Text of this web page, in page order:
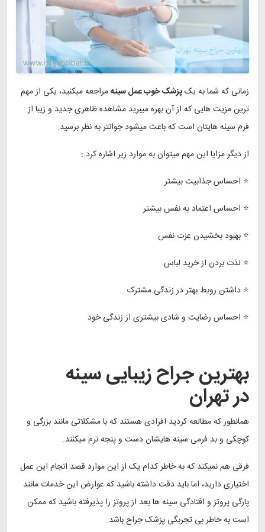
زمانی که شما به یکپزشک خوب عمل سینهمراجعه میکنید، یکی از مهم
ترین مزیت هایی که از آن بهره میبرید مشاهده ظاهری جدید و زیبا از
فرم سینه هایتان است که باعث میشود جوانتر به نظر برسید.
از دیگر مزایا این مهم میتوان به موارد زیر اشاره کرد :
⭐ احساس جذابیت بیشتر
⭐ احساس اعتماد به نفس بیشتر
⭐ بهبود بخشیدن عزت نفس
⭐ لذت بردن از خرید لباس
⭐ داشتن روبط بهتر در زندگی مشترک
⭐ احساس رضایت و شادی بیشتری از زندگی خود
بهترین جراح زیبایی سینه
در تهران
همانطور که مطالعه کردید افرادی هستند که با مشکلاتی مانند بزرگی و
کوچکی و بد فرمی سینه هایشان دست و پنجه نرم میکنند.
فرقی هم نمیکند که به خاطر کدام یک از این موارد قصد انجام این عمل
اختیاری دارید، اما باید دقت داشته باشید که عوارض این خدمات مانند
پارگی پروتز و افتادگی سینه ها بعد از پروتز را پذیرفته باشید که ممکن
است به خاطر بی تجربگی پزشک جراح باشد.